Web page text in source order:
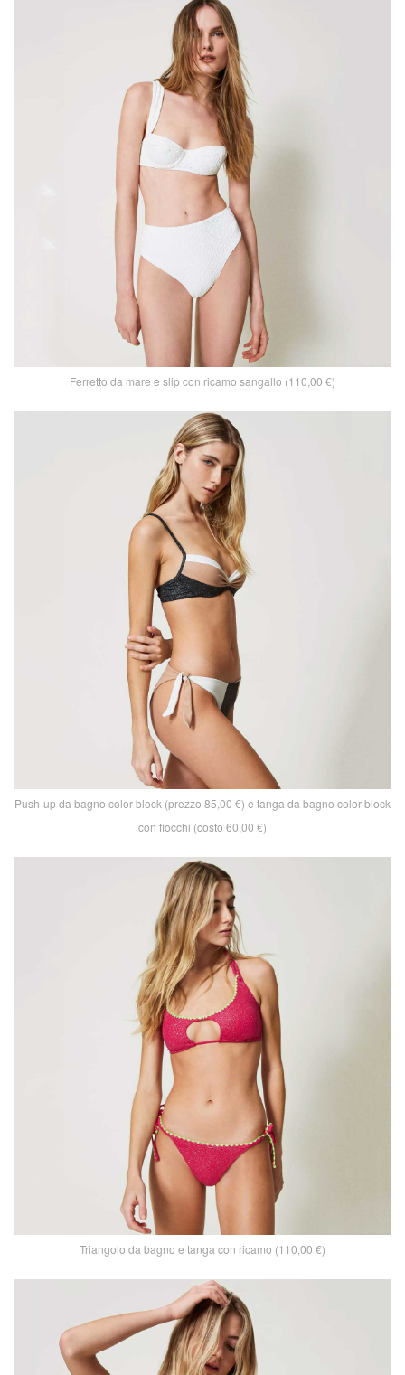
Ferretto da mare e slip con ricamo sangallo (110,00 €)
Push-up da bagno color block (prezzo 85,00 €) e tanga da bagno color block
con fiocchi (costo 60,00 €)
Triangolo da bagno e tanga con ricamo (110,00 €)